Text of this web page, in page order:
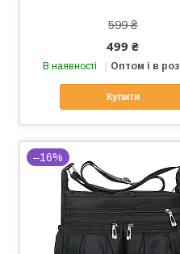
599 ₴
499 ₴
В наявності Оптом і в
Купити
–16%